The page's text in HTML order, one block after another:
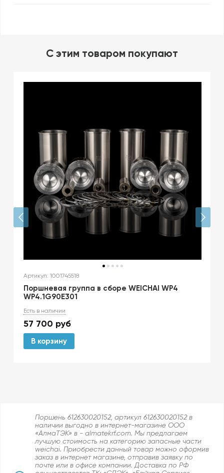
C этим товаром покупают
Артикул: 1001745518
Поршневая группа в сборе WEICHAI WP4
WP4.1G90E301
Есть в наличии
57 700 руб
В корзину
Поршень 612630020152, артикул 612630020152 в
наличии выгодно в интернет-магазине ООО
«АлмаТЭК» в - almatekrf.com. Мы предлагаем
лучшую стоимость на категорию запасные части
weichai. Приобрести данный товар можно оформив
заказ в интернет магазине, отправив заявку по
почте или в офисе компании. Доставка по РФ